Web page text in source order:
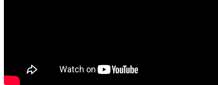
Share on Twitter
–Share on Facebook